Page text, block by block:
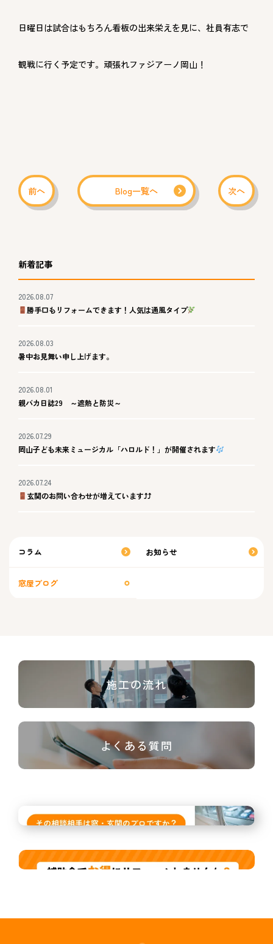
日曜日は試合はもちろん看板の出来栄えを見に、社員有志で
観戦に行く予定です。頑張れファジアーノ岡山！
前へ 次へ
Blog一覧へ
新着記事
2026.08.07
勝手口もリフォームできます！人気は通風タイプ
2026.08.03
暑中お見舞い申し上げます。
2026.08.01
親バカ日誌29 ～遮熱と防災～
2026.07.29
岡山子ども未来ミュージカル「ハロルド！」が開催されます
2026.07.24
玄関のお問い合わせが増えています⤴⤴
コラム お知らせ
窓屋ブログ
施工の流れ
よくある質問